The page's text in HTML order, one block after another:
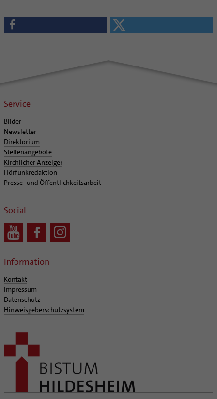
Service
Bilder
Newsletter
Direktorium
Stellenangebote
Kirchlicher Anzeiger
Hörfunkredaktion
Presse- und Öffentlichkeitsarbeit
Social
Information
Kontakt
Impressum
Datenschutz
Hinweisgeberschutzsystem